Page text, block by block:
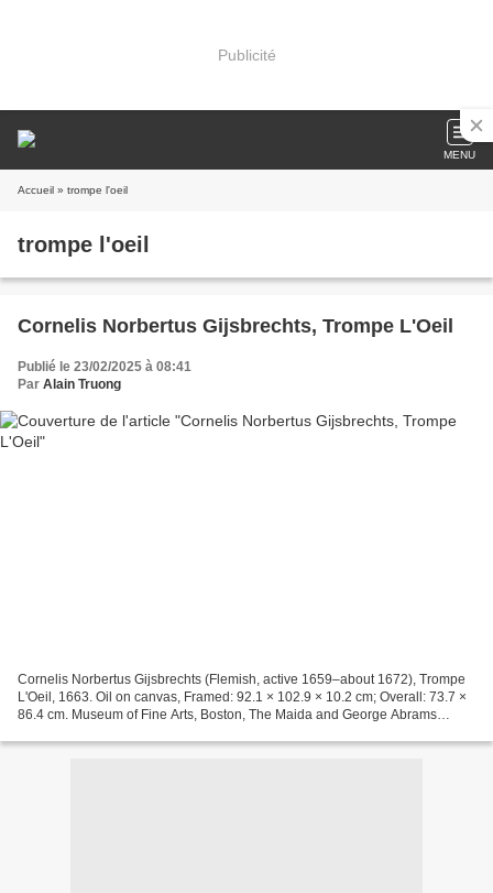
Publicité
MENU
Accueil » trompe l'oeil
trompe l'oeil
Cornelis Norbertus Gijsbrechts, Trompe L'Oeil
Publié le 23/02/2025 à 08:41
Par Alain Truong
Cornelis Norbertus Gijsbrechts (Flemish, active 1659–about 1672), Trompe
L'Oeil, 1663. Oil on canvas, Framed: 92.1 × 102.9 × 10.2 cm; Overall: 73.7 ×
86.4 cm. Museum of Fine Arts, Boston, The Maida and George Abrams